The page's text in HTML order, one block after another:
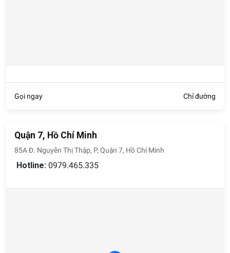
Gọi ngay Chỉ đường
Quận 7, Hồ Chí Minh
85A Đ. Nguyễn Thị Thập, P, Quận 7, Hồ Chí Minh
Hotline: 0979.465.335